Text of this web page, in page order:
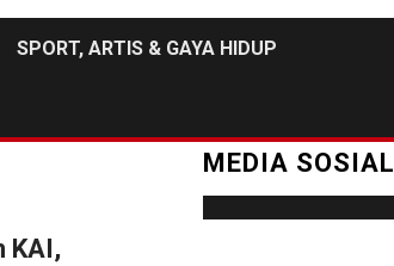
SPORT, ARTIS & GAYA HIDUP
KAI,
MEDIA SOSIAL